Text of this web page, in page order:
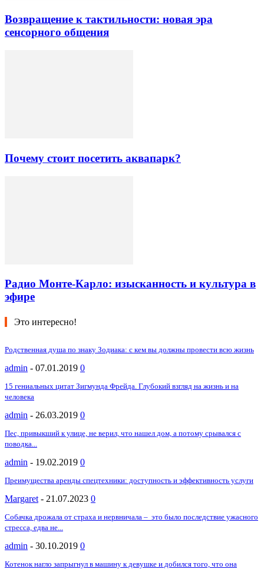
Возвращение к тактильности: новая эра
сенсорного общения
Почему стоит посетить аквапарк?
Радио Монте-Карло: изысканность и культура в
эфире
Это интересно!
Родственная душа по знаку Зодиака: с кем вы должны провести всю жизнь
admin - 07.01.2019 0
15 гениальных цитат Зигмунда Фрейда. Глубокий взгляд на жизнь и на
человека
admin - 26.03.2019 0
Пес, привыкший к улице, не верил, что нашел дом, а потому срывался с
поводка...
admin - 19.02.2019 0
Преимущества аренды спецтехники: доступность и эффективность услуги
Margaret - 21.07.2023 0
Собачка дрожала от страха и нервничала – это было последствие ужасного
стресса, едва не...
admin - 30.10.2019 0
Котенок нагло запрыгнул в машину к девушке и добился того, что она